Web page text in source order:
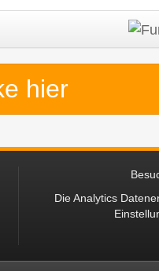
hier
Die Analytics